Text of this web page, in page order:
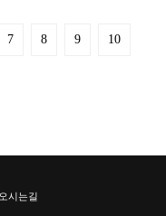
7 8 9 10
시는길